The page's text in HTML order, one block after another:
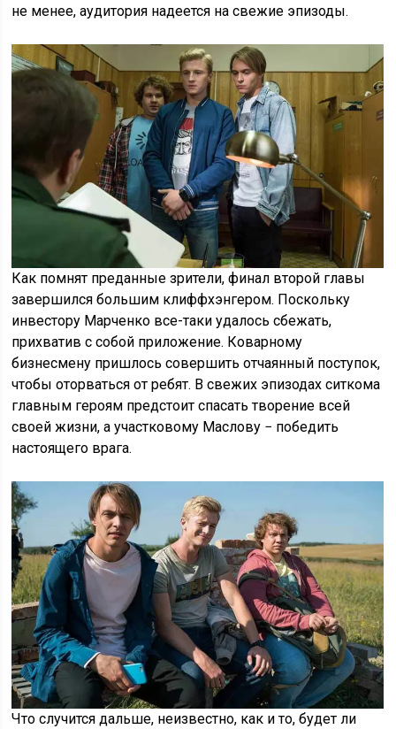
не менее, аудитория надеется на свежие эпизоды.
Как помнят преданные зрители, финал второй главы
завершился большим клиффхэнгером. Поскольку
инвестору Марченко все-таки удалось сбежать,
прихватив с собой приложение. Коварному
бизнесмену пришлось совершить отчаянный поступок,
чтобы оторваться от ребят. В свежих эпизодах ситкома
главным героям предстоит спасать творение всей
своей жизни, а участковому Маслову − победить
настоящего врага.
Что случится дальше, неизвестно, как и то, будет ли